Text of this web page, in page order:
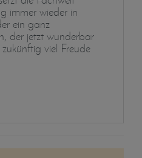
immer wieder in
ein ganz
der jetzt wunderbar
viel Freude